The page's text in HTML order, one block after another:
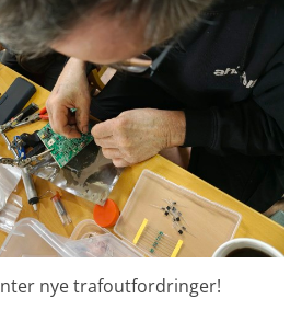
nye trafoutfordringer!